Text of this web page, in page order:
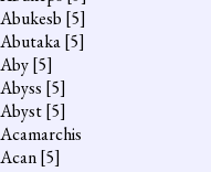
Abukesb [5]
Abutaka[5]
Aby[5]
Abyss [5]
Abyst[5]
Acamarchis
Acan[5]